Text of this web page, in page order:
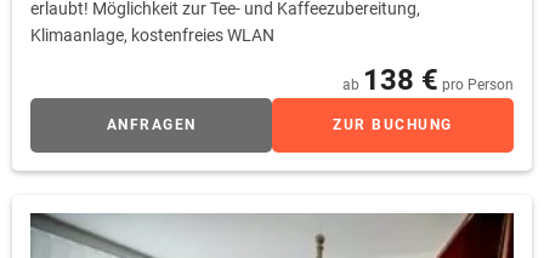
erlaubt! Möglichkeit zur Tee- und Kaffeezubereitung,
Klimaanlage, kostenfreies WLAN
ab 138 € pro Person
ANFRAGEN ZUR BUCHUNG